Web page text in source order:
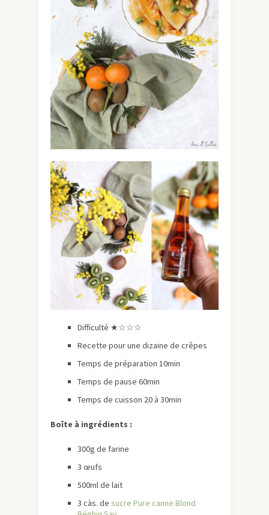
Difficulté ★☆☆☆
Recette pour une dizaine de crêpes
Temps de préparation 10min
Temps de pause 60min
Temps de cuisson 20 à 30min
Boîte à ingrédients :
300g de farine
3 œufs
500ml de lait
3 càs. de sucre Pure canne Blond